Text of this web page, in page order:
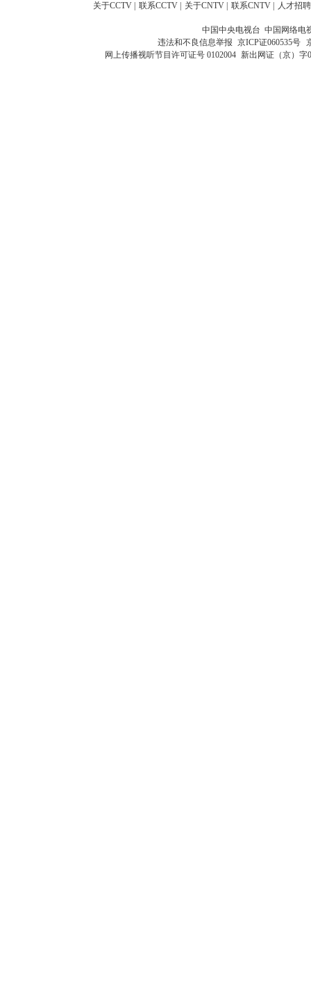
关于CCTV 联系CCTV 关于CNTV 联系CNTV 人才招聘
中国中央电视台 中国网络电
违法和不良信息举报 京ICP证060535号
网上传播视听节目许可证号 0102004 新出网证（京）